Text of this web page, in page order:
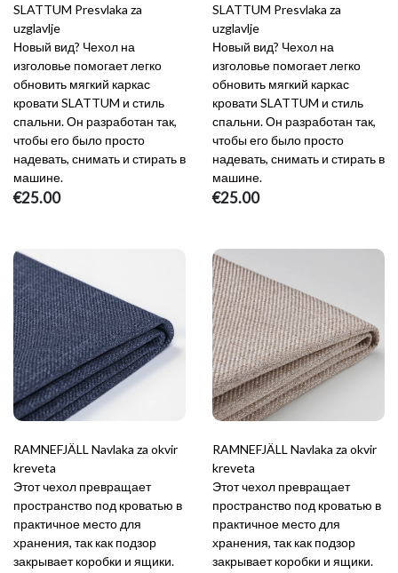
SLATTUM Presvlaka za
uzglavlje
Новый вид? Чехол на
изголовье помогает легко
обновить мягкий каркас
кровати SLATTUM и стиль
спальни. Он разработан так,
чтобы его было просто
надевать, снимать и стирать в
машине.
€25.00
SLATTUM Presvlaka za
uzglavlje
Новый вид? Чехол на
изголовье помогает легко
обновить мягкий каркас
кровати SLATTUM и стиль
спальни. Он разработан так,
чтобы его было просто
надевать, снимать и стирать в
машине.
€25.00
RAMNEFJÄLL Navlaka za okvir
kreveta
Этот чехол превращает
пространство под кроватью в
практичное место для
хранения, так как подзор
закрывает коробки и ящики.
RAMNEFJÄLL Navlaka za okvir
kreveta
Этот чехол превращает
пространство под кроватью в
практичное место для
хранения, так как подзор
закрывает коробки и ящики.